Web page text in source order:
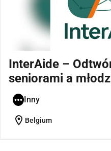
InterAide –
seniorami a
Inny
location_on Belgium